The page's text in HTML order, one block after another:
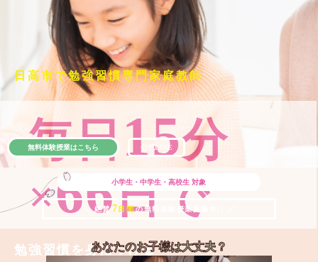
日高市で勉強習慣専門家庭教師
毎日15分
×66日で
勉強習慣を身につける
小学生・中学生・高校生 対象
＼ 絶賛 7 日間の無料体験授業実施中!! ／
無料体験授業はこちら 公式LINE
あなたのお子様は大丈夫？